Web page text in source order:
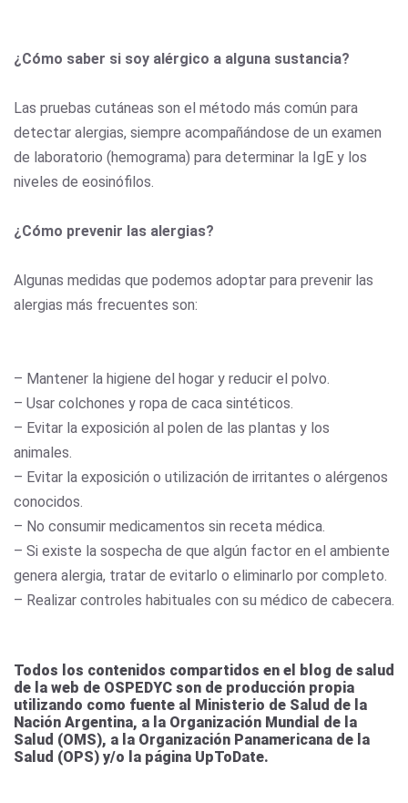
¿Cómo saber si soy alérgico a alguna sustancia?
Las pruebas cutáneas son el método más común para
detectar alergias, siempre acompañándose de un examen
de laboratorio (hemograma) para determinar la IgE y los
niveles de eosinófilos.
¿Cómo prevenir las alergias?
Algunas medidas que podemos adoptar para prevenir las
alergias más frecuentes son:
– Mantener la higiene del hogar y reducir el polvo.
– Usar colchones y ropa de caca sintéticos.
– Evitar la exposición al polen de las plantas y los
animales.
– Evitar la exposición o utilización de irritantes o alérgenos
conocidos.
– No consumir medicamentos sin receta médica.
– Si existe la sospecha de que algún factor en el ambiente
genera alergia, tratar de evitarlo o eliminarlo por completo.
– Realizar controles habituales con su médico de cabecera.
Todos los contenidos compartidos en el blog de salud
de la web de OSPEDYC son de producción propia
utilizando como fuente al Ministerio de Salud de la
Nación Argentina, a la Organización Mundial de la
Salud (OMS), a la Organización Panamericana de la
Salud (OPS) y/o la página UpToDate.